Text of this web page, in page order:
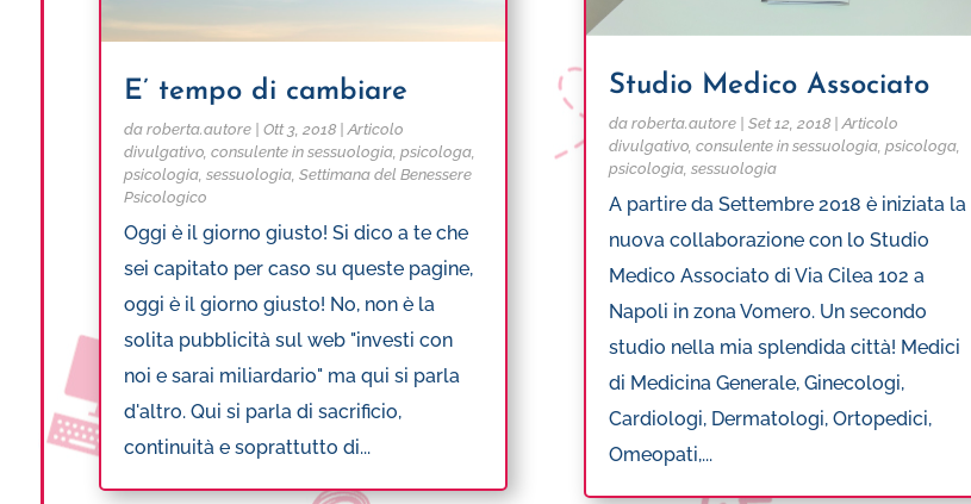
E’ tempo di cambiare
daroberta.autore |Ott 3, 2018 |Articolo
divulgativo ,consulente in sessuologia ,psicologa
psicologia ,sessuologia ,Settimana del Benessere
Psicologico
Oggi è il giorno giusto! Si dico a te che
sei capitato per caso su queste pagine,
oggi è il giorno giusto! No, non è la
solita pubblicità sul web "investi con
noi e sarai miliardario" ma qui si parla
d'altro. Qui si parla di sacrificio,
continuità e soprattutto di...
Studio Medico Associato
da roberta.autore| Set 12, 2018| Articolo
divulgativo, consulente in sessuologia, psicologa,
psicologia, sessuologia
A partire da Settembre 2018 è iniziata la
nuova collaborazione con lo Studio
Medico Associato di Via Cilea 102 a
Napoli in zona Vomero. Un secondo
studio nella mia splendida città! Medici
di Medicina Generale, Ginecologi,
Cardiologi, Dermatologi, Ortopedici,
Omeopati,...